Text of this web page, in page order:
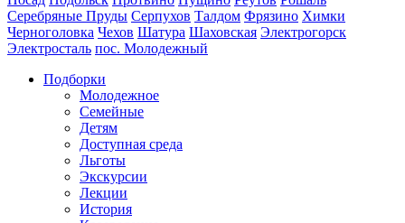
Серебряные Пруды Серпухов Талдом Фрязино Химки
Черноголовка Чехов Шатура Шаховская Электрогорск
Электросталь пос. Молодежный
Подборки
Молодежное
Семейные
Детям
Доступная среда
Льготы
Экскурсии
Лекции
История